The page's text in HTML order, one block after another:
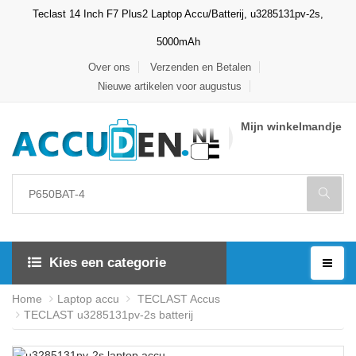
Teclast 14 Inch F7 Plus2 Laptop Accu/Batterij, u3285131pv-2s,
5000mAh
Over ons
Verzenden en Betalen
Nieuwe artikelen voor augustus
Mijn winkelmandje
Kies een categorie
Home Laptop accu
TECLAST Accus
TECLAST u3285131pv-2s batterij